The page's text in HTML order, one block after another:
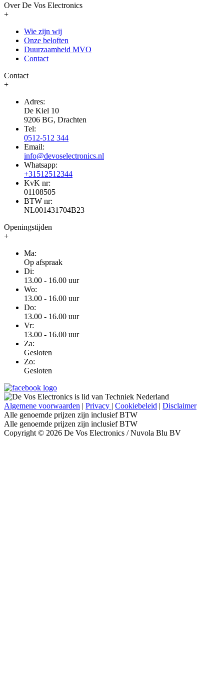
Over De Vos Electronics
+
Wie zijn wij
Onze beloften
Duurzaamheid MVO
Contact
Contact
+
Adres:
De Kiel 10
9206 BG, Drachten
Tel:
0512-512 344
Email:
info@devoselectronics.nl
Whatsapp:
+31512512344
KvK nr:
01108505
BTW nr:
NL001431704B23
Openingstijden
+
Ma:
Op afspraak
Di:
13.00 - 16.00 uur
Wo:
13.00 - 16.00 uur
Do:
13.00 - 16.00 uur
Vr:
13.00 - 16.00 uur
Za:
Gesloten
Zo:
Gesloten
Algemene voorwaarden | Privacy | Cookiebeleid | Disclaimer
Alle genoemde prijzen zijn inclusief BTW
Alle genoemde prijzen zijn inclusief BTW
Copyright © 2026 De Vos Electronics / Nuvola Blu BV